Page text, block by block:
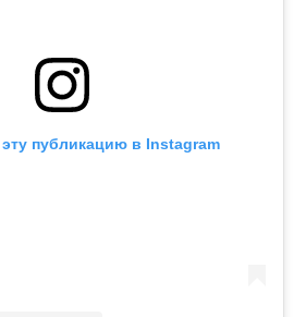
публикацию в Instagram